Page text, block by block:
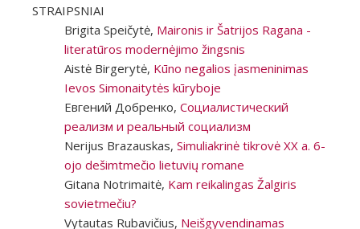
STRAIPSNIAI
Brigita Speičytė, Maironis ir Šatrijos Ragana -
literatūros modernėjimo žingsnis
Aistė Birgerytė, Kūno negalios įasmeninimas
Ievos Simonaitytės kūryboje
Евгений Добренко, Социалистический
реализм и реальный социализм
Nerijus Brazauskas, Simuliakrinė tikrovė XX a. 6-
ojo dešimtmečio lietuvių romane
Gitana Notrimaitė, Kam reikalingas Žalgiris
sovietmečiu?
Vytautas Rubavičius, Neišgyvendinamas